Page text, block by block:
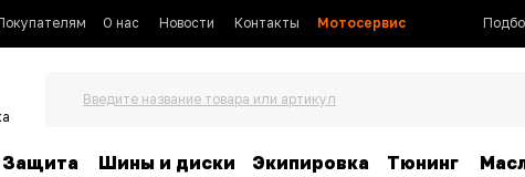
Контакты
Новости Мотосервис
О нас
Введите название товара или артикул
Защита Шины и диски Экипировка Тюнинг